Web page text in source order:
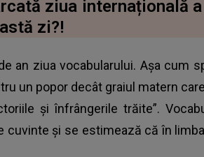
ziua internațională
zi?!
an ziua vocabularului. Așa cum
un popor decât graiul matern
și înfrângerile trăite”.
cuvinte și se estimează că în